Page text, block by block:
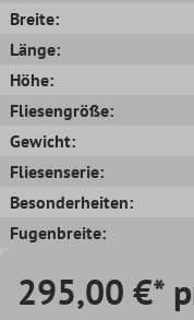
Breite:
Länge:
Höhe:
Fliesengröße:
Gewicht:
Fliesenserie:
Besonderheiten:
Fugenbreite:
295,00 €*